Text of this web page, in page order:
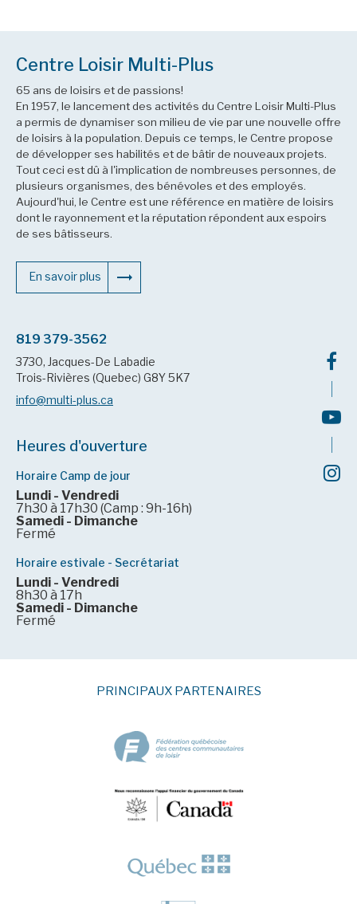
Centre Loisir Multi-Plus
65 ans de loisirs et de passions!
En 1957, le lancement des activités du Centre Loisir Multi-Plus
a permis de dynamiser son milieu de vie par une nouvelle offre
de loisirs à la population. Depuis ce temps, le Centre propose
de développer ses habilités et de bâtir de nouveaux projets.
Tout ceci est dû à l'implication de nombreuses personnes, de
plusieurs organismes, des bénévoles et des employés.
Aujourd'hui, le Centre est une référence en matière de loisirs
dont le rayonnement et la réputation répondent aux espoirs
de ses bâtisseurs.
En savoir plus
819 379-3562
3730, Jacques-De Labadie
Trois-Rivières (Quebec) G8Y 5K7
info@multi-plus.ca
Heures d'ouverture
Horaire Camp de jour
Lundi - Vendredi
7h30 à 17h30 (Camp : 9h-16h)
Samedi - Dimanche
Fermé
Horaire estivale - Secrétariat
Lundi - Vendredi
8h30 à 17h
Samedi - Dimanche
Fermé
PRINCIPAUX PARTENAIRES